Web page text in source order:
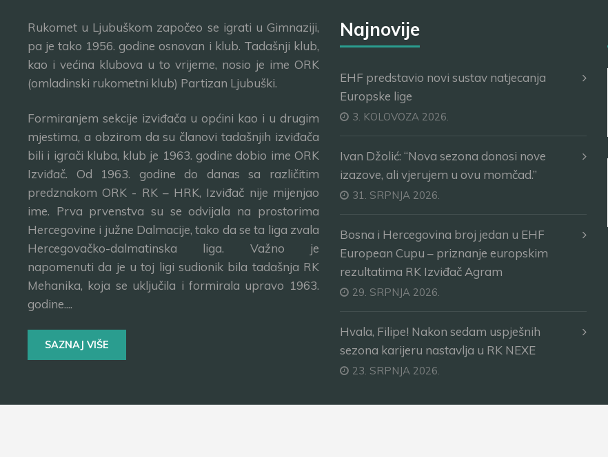
Rukomet u Ljubuškom započeo se igrati u Gimnaziji,
pa je tako 1956. godine osnovan i klub. Tadašnji klub,
kao i većina klubova u to vrijeme, nosio je ime ORK
(omladinski rukometni klub) Partizan Ljubuški.
Formiranjem sekcije izviđača u općini kao i u drugim
mjestima, a obzirom da su članovi tadašnjih izviđača
bili i igrači kluba, klub je 1963. godine dobio ime ORK
Izviđač. Od 1963. godine do danas sa različitim
predznakom ORK - RK – HRK, Izviđač nije mijenjao
ime. Prva prvenstva su se odvijala na prostorima
Hercegovine i južne Dalmacije, tako da se ta liga zvala
Hercegovačko-dalmatinska liga. Važno je
napomenuti da je u toj ligi sudionik bila tadašnja RK
Mehanika, koja se uključila i formirala upravo 1963.
godine....
SAZNAJ VIŠE
Najnovije
EHF predstavio novi sustav natjecanja
Europske lige
3. KOLOVOZA 2026.
Ivan Džolić: “Nova sezona donosi nove
izazove, ali vjerujem u ovu momčad.”
31. SRPNJA 2026.
Bosna i Hercegovina broj jedan u EHF
European Cupu – priznanje europskim
rezultatima RK Izviđač Agram
29. SRPNJA 2026.
Hvala, Filipe! Nakon sedam uspješnih
sezona karijeru nastavlja u RK NEXE
23. SRPNJA 2026.